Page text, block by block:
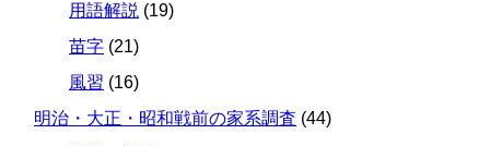
用語解説 (19)
苗字 (21)
風習 (16)
明治・大正・昭和戦前の家系調査 (44)